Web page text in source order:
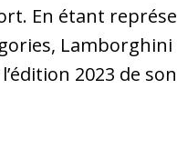
En étant
2023 de